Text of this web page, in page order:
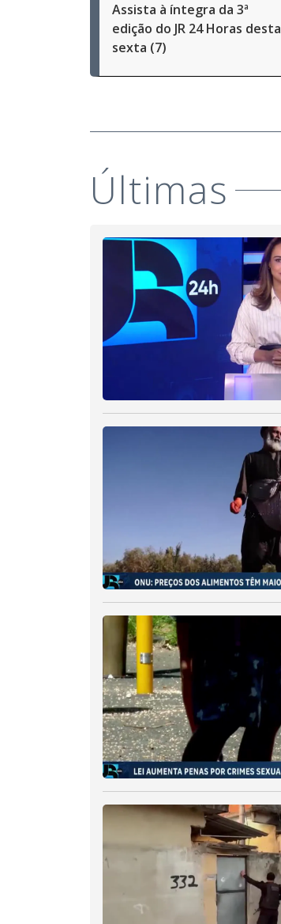
Assista à íntegra da 3ª
edição do JR 24 Horas desta
sexta (7)
Últimas